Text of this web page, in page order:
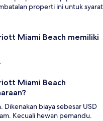
properti ini untuk syarat
Miami Beach memiliki
Miami Beach
Dikenakan biaya sebesar USD
Kecuali hewan pemandu.